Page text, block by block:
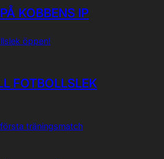
KOBBENS IP
FOTBOLLSLEK